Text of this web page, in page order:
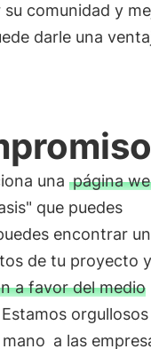
comunidad y
darle una
una página
que puedes
encontrar un
de tu proyecto y
a favor del medio
a las